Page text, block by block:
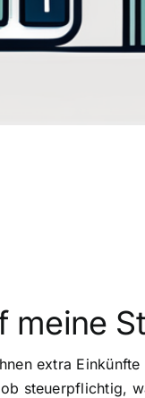
extra
steuerpflichtig,